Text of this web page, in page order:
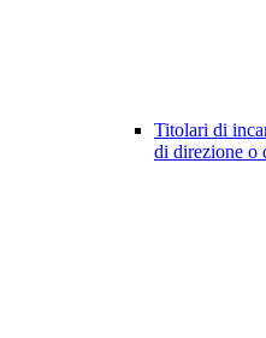
Titolari di
di direzione o